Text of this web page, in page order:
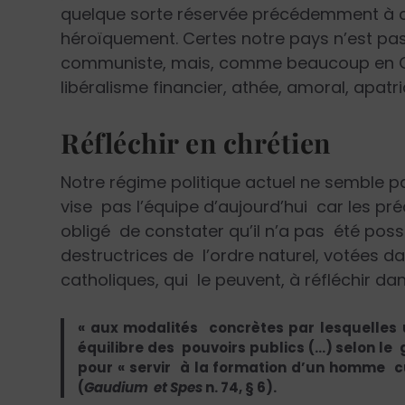
quelque sorte réservée précédemment à
héroïquement. Certes notre pays n’est
communiste, mais, comme beaucoup en
libéralisme financier, athée, amoral,
Réfléchir en chrétien
Notre régime politique actuel ne semble
vise pas l’équipe d’aujourd’hui car les
obligé de constater qu’il n’a pas été
destructrices de l’ordre naturel, votées
catholiques, qui le peuvent, à réfléchir
« aux modalités concrètes par
équilibre des pouvoirs publics (…) selon le
pour « servir à la formation d’un homme
(Gaudium et Spesn. 74, § 6).